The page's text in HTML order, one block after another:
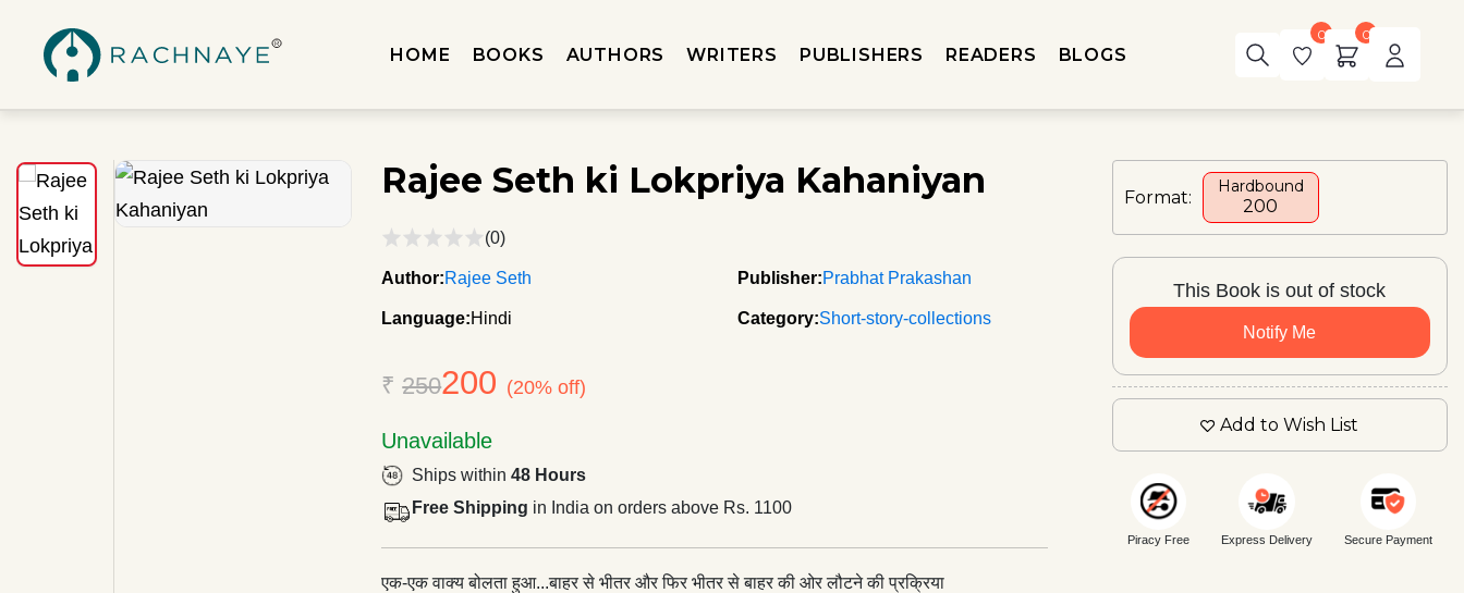
HOME BOOKS AUTHORS WRITERS PUBLISHERS READERS BLOGS
0 0
Rajee Seth ki Lokpriya Kahaniyan
(0)
Author:Rajee Seth Publisher:Prabhat Prakashan
Language:Hindi Category:Short-story-collections
₹250200 (20% off)
Unavailable
Ships within48 Hours
Free Shipping in India on orders above Rs. 1100
एक-एक वाक्य बोलता हुआ...बाहर से भीतर और फिर भीतर से बाहर की ओर लौटने की प्रक्रिया
Format:
Hardbound
₹200
This Book is out of stock
Notify Me
Add to Wish List
Piracy Free Express Delivery Secure Payment